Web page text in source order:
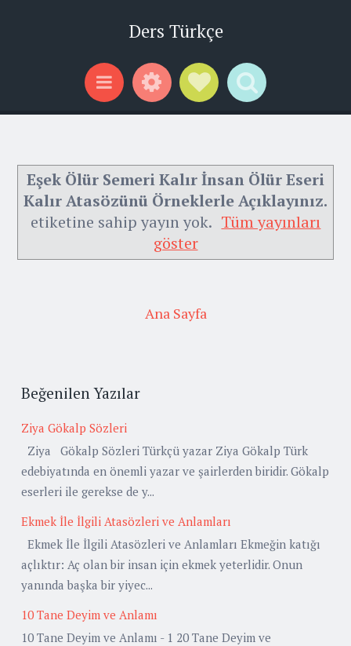
Ders Türkçe
Menu WidgetsSocial Links
Search
Eşek Ölür Semeri Kalır İnsan Ölür Eseri
Kalır Atasözünü Örneklerle Açıklayınız.
etiketine sahip yayın yok. Tüm yayınları
göster
Ana Sayfa
Beğenilen Yazılar
Ziya Gökalp Sözleri
Ziya Gökalp Sözleri Türkçü yazar Ziya Gökalp Türk
edebiyatında en önemli yazar ve şairlerden biridir. Gökalp
eserleri ile gerekse de y...
Ekmek İle İlgili Atasözleri ve Anlamları
Ekmek İle İlgili Atasözleri ve Anlamları Ekmeğin katığı
açlıktır: Aç olan bir insan için ekmek yeterlidir. Onun
yanında başka bir yiyec...
10 Tane Deyim ve Anlamı
10 Tane Deyim ve Anlamı - 1 20 Tane Deyim ve